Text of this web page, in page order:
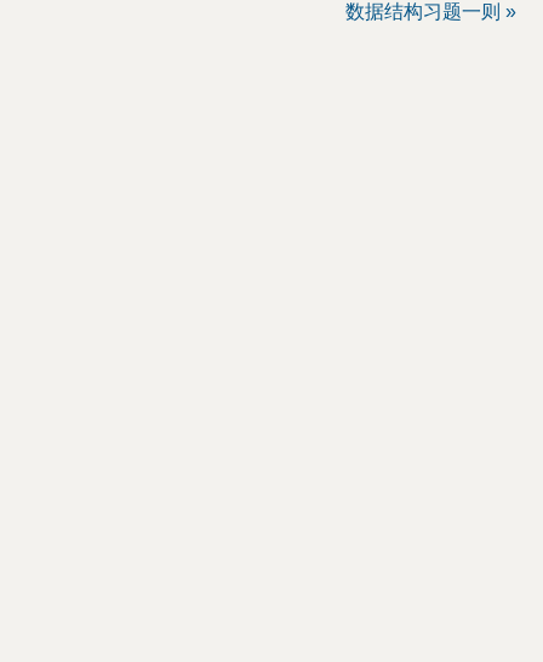
数据结构习题一则 »